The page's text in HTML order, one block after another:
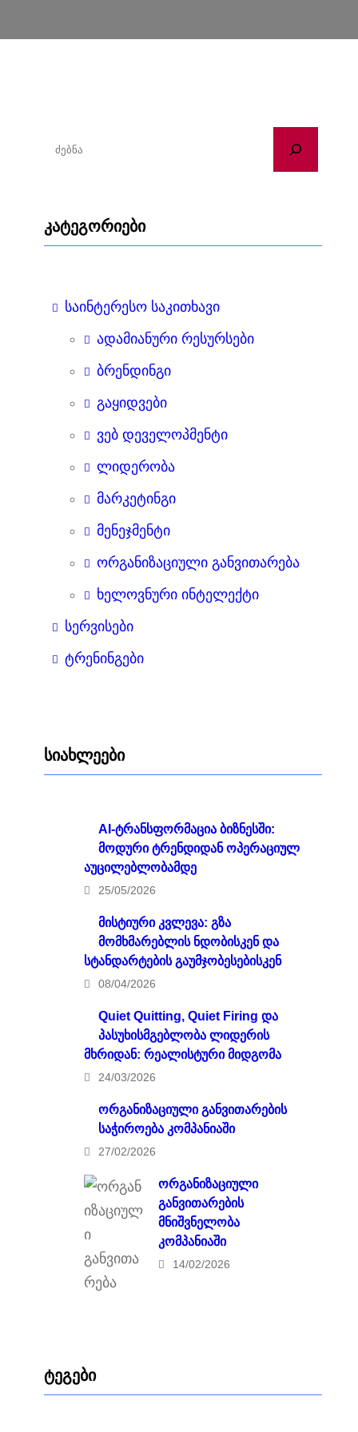
აკატეგორიები
საინტერესო საკითხავი
ადამიანური რესურსები
ბრენდინგი
გაყიდვები
ვებ დეველოპმენტი
ლიდერობა
მარკეტინგი
მენეჯმენტი
ორგანიზაციული განვითარება
ხელოვნური ინტელექტი
სერვისები
ტრენინგები
სიახლეები
AI-ტრანსფორმაცია ბიზნესში:
მოდური ტრენდიდან ოპერაციულ
აუცილებლობამდე
25/05/2026
მისტიური კვლევა: გზა
მომხმარებლის ნდობისკენ და
სტანდარტების გაუმჯობესებისკენ
08/04/2026
Quiet Quitting, Quiet Firing და
პასუხისმგებლობა ლიდერის
მხრიდან: რეალისტური მიდგომა
24/03/2026
ორგანიზაციული განვითარების
საჭიროება კომპანიაში
27/02/2026
ორგანიზაციული
განვითარების
მნიშვნელობა
კომპანიაში
14/02/2026
ტეგები